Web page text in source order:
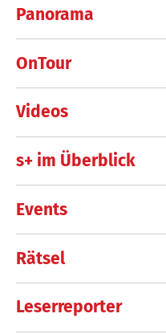
Panorama
OnTour
Videos
s+ im Überblick
Events
Rätsel
Leserreporter